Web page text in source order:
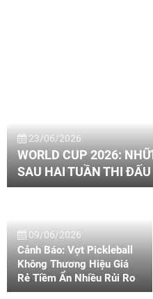
23/06/2026
WORLD CUP 2026:
SAU HAI TUẦN THI ĐẤU
09/06/2026
Cảnh Báo: Vợt Pickleball
Không Thương Hiệu Giá
Rẻ Tiềm Ẩn Nhiều Rủi Ro